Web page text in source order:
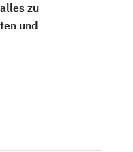
zu
und